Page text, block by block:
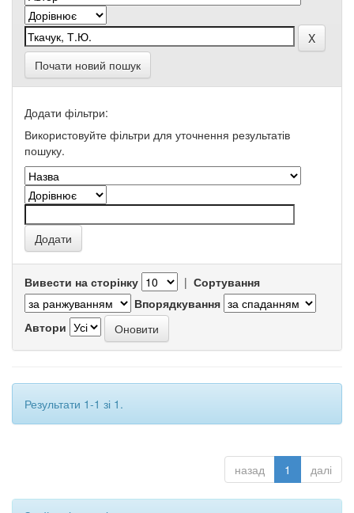
Почати новий пошук
Додати фільтри:
Використовуйте фільтри для уточнення результатів
пошуку.
Вивести на сторінку | Сортування
Впорядкування
Автори
Результати 1-1 зі 1.
назад 1 далі